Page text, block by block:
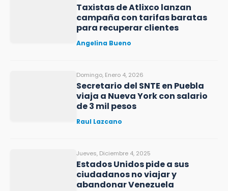
Taxistas de Atlixco lanzan
campaña con tarifas baratas
para recuperar clientes
Angelina Bueno
Domingo, Enero 4, 2026
Secretario del SNTE en Puebla
viaja a Nueva York con salario
de 3 mil pesos
Raul Lazcano
Jueves, Diciembre 4, 2025
Estados Unidos pide a sus
ciudadanos no viajar y
abandonar Venezuela